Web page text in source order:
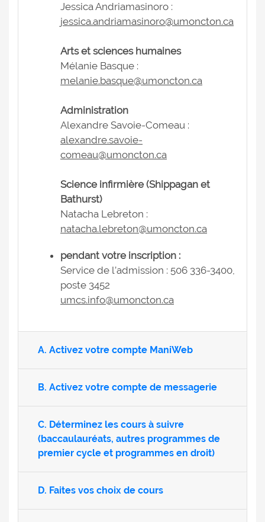
Jessica Andriamasinoro :
jessica.andriamasinoro@umoncton.ca
Arts et sciences humaines
Mélanie Basque :
melanie.basque@umoncton.ca
Administration
Alexandre Savoie-Comeau :
alexandre.savoie-
comeau@umoncton.ca
Science infirmière (Shippagan et
Bathurst)
Natacha Lebreton :
natacha.lebreton@umoncton.ca
pendant votre inscription :
Service de l’admission : 506 336-3400,
poste 3452
umcs.info@umoncton.ca
A. Activez votre compte ManiWeb
B. Activez votre compte de messagerie
C. Déterminez les cours à suivre
(baccaulauréats, autres programmes de
premier cycle et programmes en droit)
D. Faites vos choix de cours